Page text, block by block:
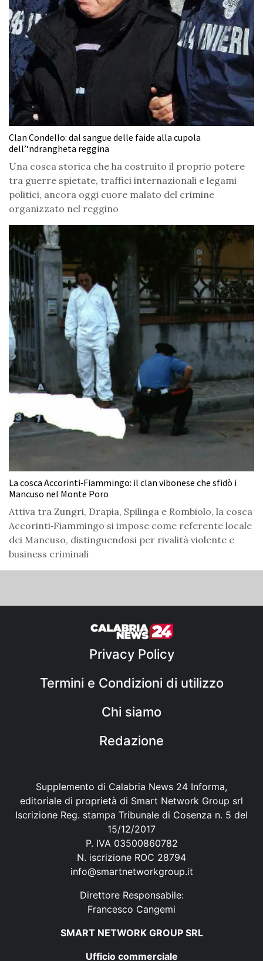
Clan Condello: dal sangue delle faide alla cupola
dell’‘ndrangheta reggina
Una cosca storica che ha costruito il proprio potere
tra guerre spietate, traffici internazionali e legami
politici, ancora oggi cuore malato del crimine
organizzato nel reggino
La cosca Accorinti‑Fiammingo: il clan vibonese che sfidò i
Mancuso nel Monte Poro
Attiva tra Zungri, Drapia, Spilinga e Rombiolo, la cosca
Accorinti‑Fiammingo si impose come referente locale
dei Mancuso, distinguendosi per rivalità violente e
business criminali
Privacy Policy
Termini e Condizioni di utilizzo
Chi siamo
Redazione
Supplemento di Calabria News 24 Informa,
editoriale di proprietà di Smart Network Group srl
Iscrizione Reg. stampa Tribunale di Cosenza n. 5 del
15/12/2017
P. IVA 03500860782
N. iscrizione ROC 28794
info@smartnetworkgroup.it
Direttore Responsabile:
Francesco Cangemi
SMART NETWORK GROUP SRL
Ufficio commerciale